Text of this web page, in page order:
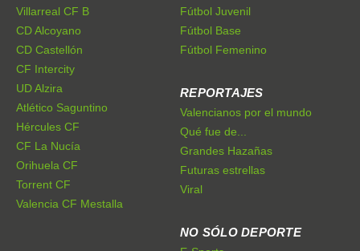
Villarreal CF B
CD Alcoyano
CD Castellón
CF Intercity
UD Alzira
Atlético Saguntino
Hércules CF
CF La Nucía
Orihuela CF
Torrent CF
Valencia CF Mestalla
Fútbol Juvenil
Fútbol Base
Fútbol Femenino
REPORTAJES
Valencianos por el mundo
Qué fue de...
Grandes Hazañas
Futuras estrellas
Viral
NO SÓLO DEPORTE